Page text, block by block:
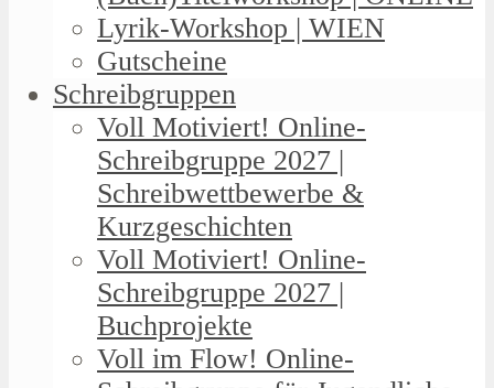
Lyrik-Workshop | WIEN
Gutscheine
Schreibgruppen
Voll Motiviert! Online-
Schreibgruppe 2027 |
Schreibwettbewerbe &
Kurzgeschichten
Voll Motiviert! Online-
Schreibgruppe 2027 |
Buchprojekte
Voll im Flow! Online-